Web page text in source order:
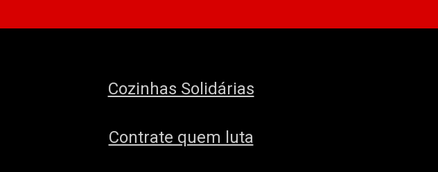
Cozinhas Solidárias
Contrate quem luta